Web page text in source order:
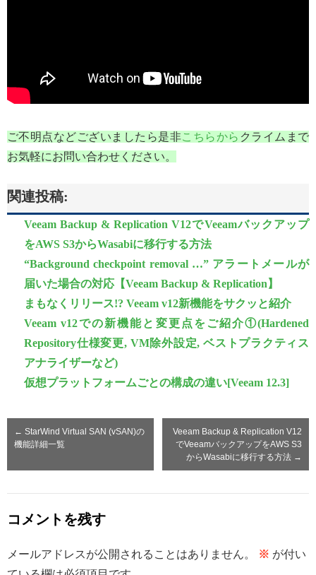
ご不明点などございましたら是非こちらから クライムまで
お気軽にお問い合わせください。
関連投稿:
Veeam Backup & Replication V12でVeeamバックアップ
をAWS S3からWasabiに移行する方法
“Background checkpoint removal …” アラートメールが
届いた場合の対応【Veeam Backup & Replication】
まもなくリリース!? Veeam v12新機能をサクッと紹介
Veeam v12での新機能と変更点をご紹介①(Hardened
Repository仕様変更, VM除外設定, ベストプラクティス
アナライザーなど)
仮想プラットフォームごとの構成の違い[Veeam 12.3]
← StarWind Virtual SAN (vSAN)の
機能詳細一覧
Veeam Backup & Replication V12
でVeeamバックアップをAWS S3
からWasabiに移行する方法 →
コメントを残す
メールアドレスが公開されることはありません。 ※ が付い